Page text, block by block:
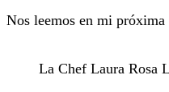
Nos leemos en mi próxima
La Chef Laura Rosa